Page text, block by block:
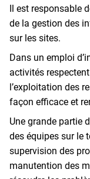
Il est responsable
de la gestion des
sur les sites.
Dans un emploi
activités
l’exploitation des
façon efficace et
Une grande partie
des équipes sur le
supervision des
manutention des